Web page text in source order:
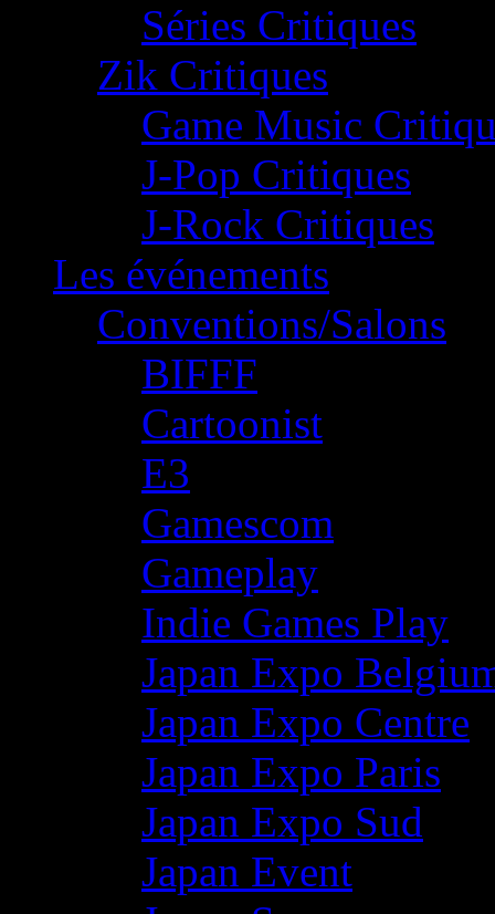
Séries Critiques
Zik Critiques
Game Music
J-Pop Critiques
J-Rock Critiques
Les événements
Conventions/Salons
BIFFF
Cartoonist
E3
Gamescom
Gameplay
Indie Games Play
Japan Expo
Japan Expo Centre
Japan Expo Paris
Japan Expo Sud
Japan Event